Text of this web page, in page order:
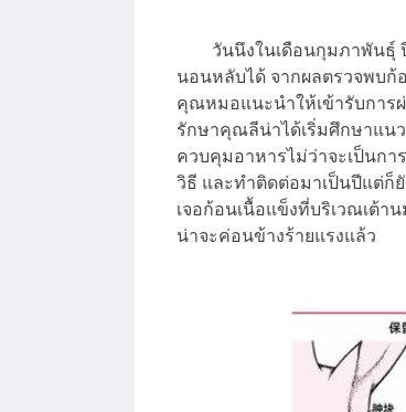
วันนึงในเดือนกุมภาพันธุ์ ปี
นอนหลับได้ จากผลตรวจพบก้
คุณหมอแนะนำให้เข้ารับการ
รักษาคุณลีน่าได้เริ่มศึกษาแน
ควบคุมอาหารไม่ว่าจะเป็นกา
วิธี และทำติดต่อมาเป็นปีแต่ก็ยั
เจอก้อนเนื้อแข็งที่บริเวณเต้า
น่าจะค่อนข้างร้ายแรงแล้ว